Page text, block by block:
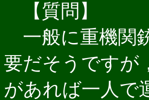
【質問】
一般に重機関
要だそうですが
があれば一人で